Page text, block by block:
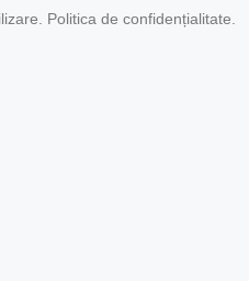
Politica de confidențialitate.